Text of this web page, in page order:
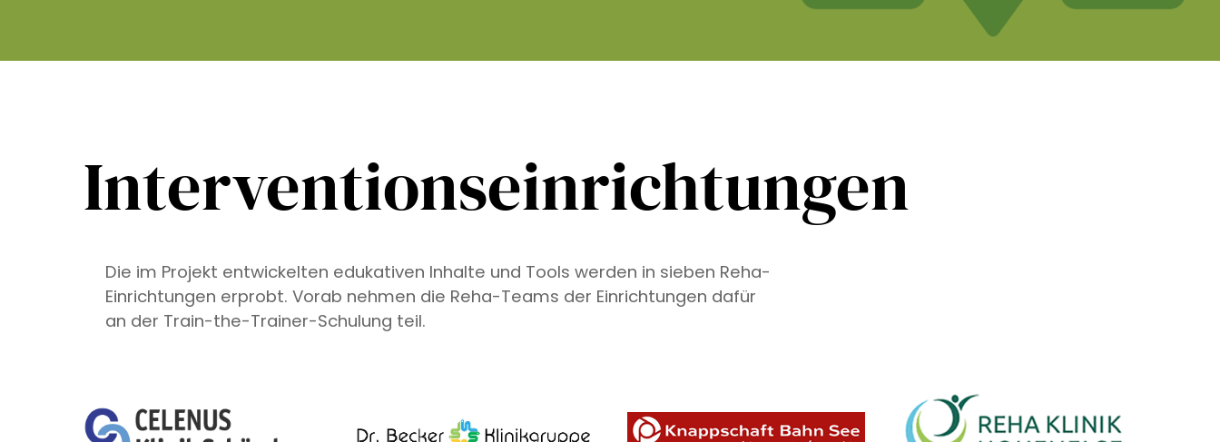
Interventionseinrichtungen
Die im Projekt entwickelten edukativen Inhalte und Tools werden in sieben Reha-
Einrichtungen erprobt. Vorab nehmen die Reha-Teams der Einrichtungen dafür
an der Train-the-Trainer-Schulung teil.